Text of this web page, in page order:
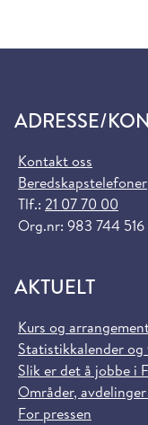
ADRESSE/
Kontakt oss
Beredskapstelefoner
Tlf.: 21 07 70 00
Org.nr: 983 744 516
AKTUELT
Kurs og
Statistikkalender
Slik er det å jobbe i
Områder,
For pressen